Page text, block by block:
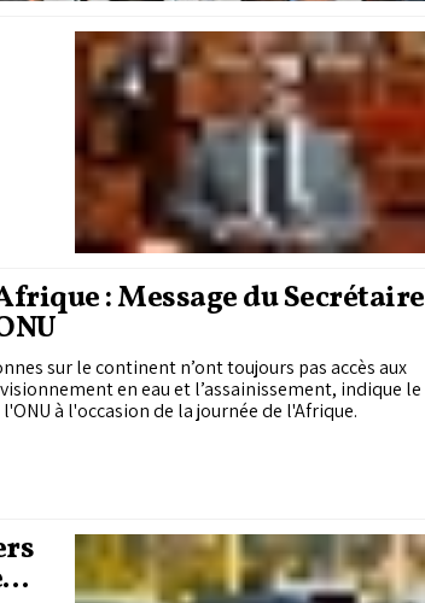
: Message du Secrétaire
sur le continent n’ont toujours pas accès aux
en eau et l’assainissement, indique le
à l'occasion de la journée de l'Afrique.